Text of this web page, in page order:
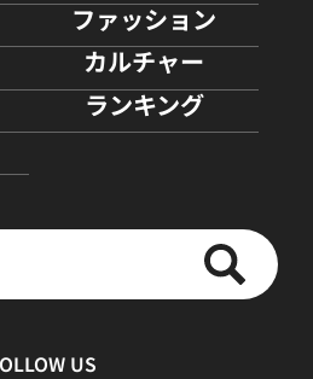
ファッション
カルチャー
ランキング
US